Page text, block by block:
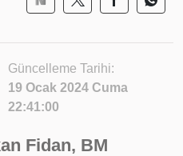
Güncelleme Tarihi:
19 Ocak 2024 Cuma
22:41:00
Fidan, BM